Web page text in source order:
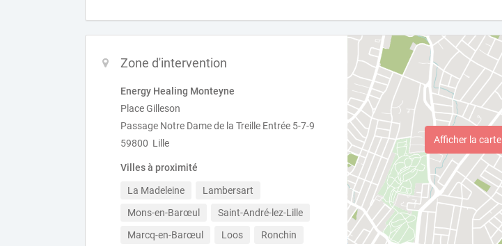
Zone d'intervention
Energy Healing Monteyne
Place Gilleson
Passage Notre Dame de la Treille Entrée 5-7-9
59800 Lille
Villes à proximité
La Madeleine
Lambersart
Mons-en-Barœul
Saint-André-lez-Lille
Marcq-en-Barœul
Loos
Ronchin
Afficher la carte